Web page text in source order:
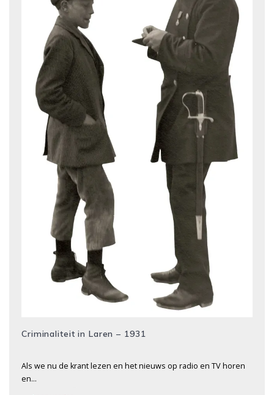
Criminaliteit in Laren – 1931
Als we nu de krant lezen en het nieuws op radio en TV horen
en…